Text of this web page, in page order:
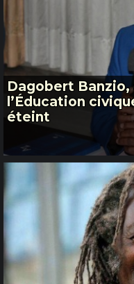
Dagobert
l’Éducation
éteint